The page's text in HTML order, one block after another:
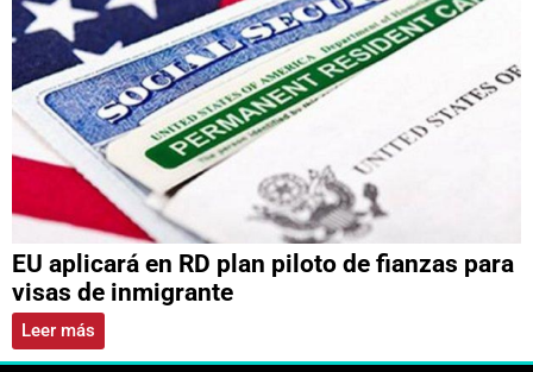
EU aplicará en RD plan piloto de fianzas para
visas de inmigrante
Leer más